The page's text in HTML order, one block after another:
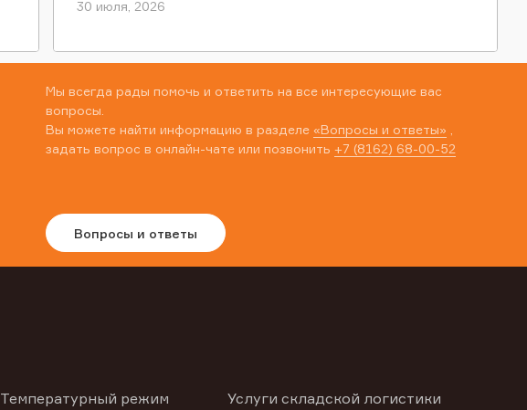
30 июля, 2026
Мы всегда рады помочь и ответить на все интересующие вас
вопросы.
Вы можете найти информацию в разделе «Вопросы и ответы»
задать вопрос в онлайн-чате или позвонить +7 (8162) 68-00-52
Вопросы и ответы
Температурный режим
Услуги складской логистики